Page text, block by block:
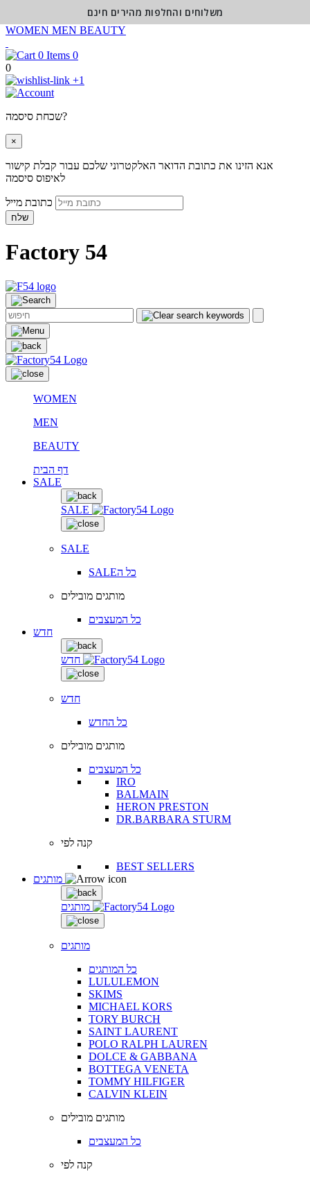
WOMEN MEN BEAUTY
0
0
+1
שכחת סיסמה?
×
אנא הזינו את כתובת הדואר האלקטרוני שלכם עבור קבלת קישור
לאיפוס סיסמה
שלח
Factory 54
WOMEN
MEN
BEAUTY
דף הבית
SALE
SALE
SALE
SALEכל ה
מותגים מובילים
כל המעצבים
חדש
חדש
חדש
כל החדש
מותגים מובילים
כל המעצבים
IRO
BALMAIN
HERON PRESTON
DR.BARBARA STURM
קנה לפי
BEST SELLERS
מותגים
מותגים
כל המותגים
LULULEMON
SKIMS
MICHAEL KORS
TORY BURCH
SAINT LAURENT
POLO RALPH LAUREN
DOLCE & GABBANA
BOTTEGA VENETA
TOMMY HILFIGER
CALVIN KLEIN
מותגים מובילים
כל המעצבים
קנה לפי
משלוחים והחלפות מהירים חינם